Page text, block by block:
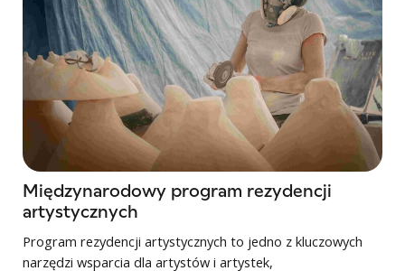
Międzynarodowy program rezydencji
artystycznych
Program rezydencji artystycznych to jedno z kluczowych
narzędzi wsparcia dla artystów i artystek,